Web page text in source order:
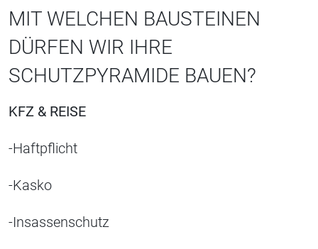
MIT WELCHEN BAUSTEINEN
DÜRFEN WIR IHRE
SCHUTZPYRAMIDE BAUEN?
KFZ & REISE
-Haftpflicht
-Kasko
-Insassenschutz